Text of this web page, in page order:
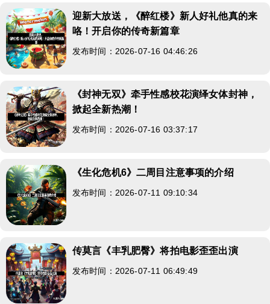
迎新大放送，《醉红楼》新人好礼他真的来
咯！开启你的传奇新篇章
发布时间：2026-07-16 04:46:26
《封神无双》牵手性感校花演绎女体封神，
掀起全新热潮！
发布时间：2026-07-16 03:37:17
《生化危机6》二周目注意事项的介绍
发布时间：2026-07-11 09:10:34
传莫言《丰乳肥臀》将拍电影歪歪出演
发布时间：2026-07-11 06:49:49